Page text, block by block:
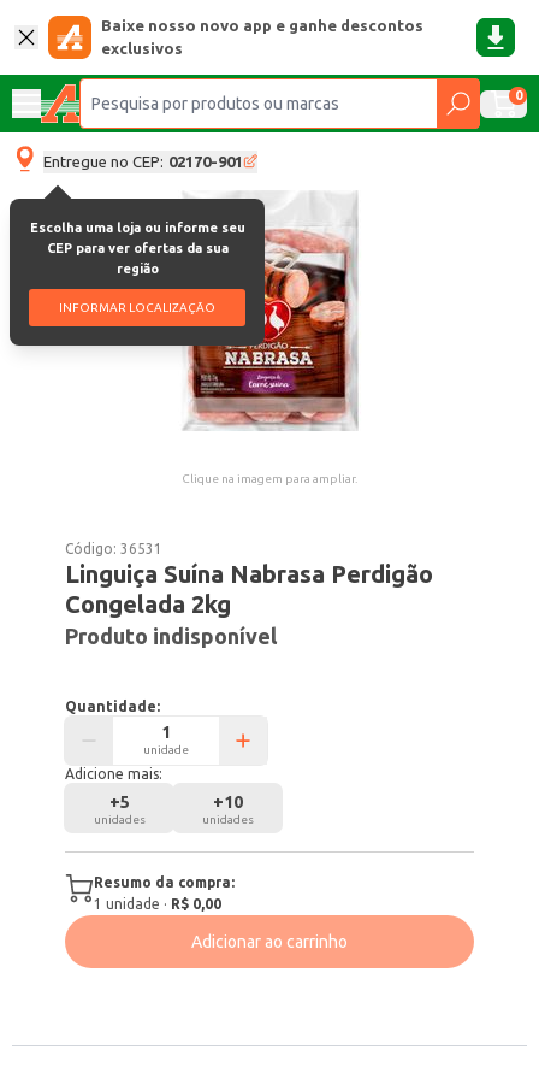
Baixe nosso novo app e ganhe descontos
exclusivos
0
Entregue no CEP: 02170-901
Escolha uma loja ou informe seu
CEP para ver ofertas da sua
região
INFORMAR LOCALIZAÇÃO
Clique na imagem para ampliar.
Código:36531
Linguiça Suína Nabrasa Perdigão
Congelada 2kg
Produto indisponível
Quantidade:
unidade
Adicione mais:
+5
unidades
+10
unidades
Resumo da compra:
1 unidade · R$ 0,00
Adicionar ao carrinho